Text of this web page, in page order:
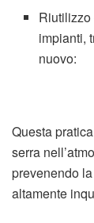
impianti,
nuovo:
Questa
serra
prevenendo
altamente